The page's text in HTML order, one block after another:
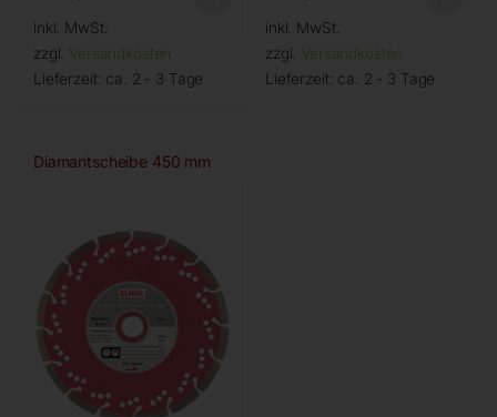
inkl. MwSt.
zzgl. Versandkosten
Lieferzeit: ca. 2 - 3 Tage
inkl. MwSt.
zzgl. Versandkosten
Lieferzeit: ca. 2 - 3 Tage
Diamantscheibe 450 mm